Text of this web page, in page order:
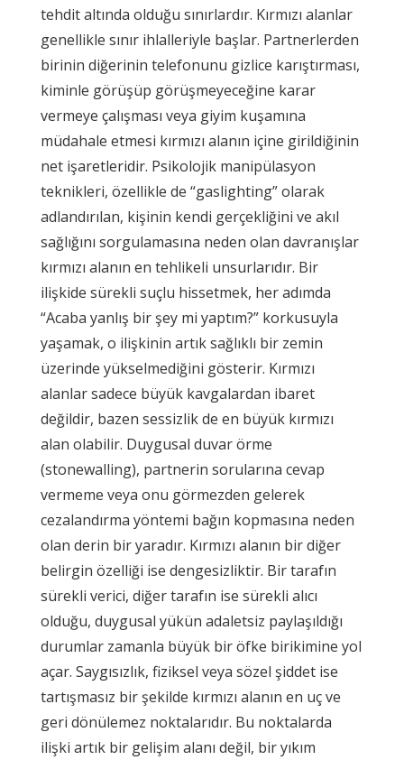
tehdit altında olduğu sınırlardır. Kırmızı alanlar
genellikle sınır ihlalleriyle başlar. Partnerlerden
birinin diğerinin telefonunu gizlice karıştırması,
kiminle görüşüp görüşmeyeceğine karar
vermeye çalışması veya giyim kuşamına
müdahale etmesi kırmızı alanın içine girildiğinin
net işaretleridir. Psikolojik manipülasyon
teknikleri, özellikle de “gaslighting” olarak
adlandırılan, kişinin kendi gerçekliğini ve akıl
sağlığını sorgulamasına neden olan davranışlar
kırmızı alanın en tehlikeli unsurlarıdır. Bir
ilişkide sürekli suçlu hissetmek, her adımda
“Acaba yanlış bir şey mi yaptım?” korkusuyla
yaşamak, o ilişkinin artık sağlıklı bir zemin
üzerinde yükselmediğini gösterir. Kırmızı
alanlar sadece büyük kavgalardan ibaret
değildir, bazen sessizlik de en büyük kırmızı
alan olabilir. Duygusal duvar örme
(stonewalling), partnerin sorularına cevap
vermeme veya onu görmezden gelerek
cezalandırma yöntemi bağın kopmasına neden
olan derin bir yaradır. Kırmızı alanın bir diğer
belirgin özelliği ise dengesizliktir. Bir tarafın
sürekli verici, diğer tarafın ise sürekli alıcı
olduğu, duygusal yükün adaletsiz paylaşıldığı
durumlar zamanla büyük bir öfke birikimine yol
açar. Saygısızlık, fiziksel veya sözel şiddet ise
tartışmasız bir şekilde kırmızı alanın en uç ve
geri dönülemez noktalarıdır. Bu noktalarda
ilişki artık bir gelişim alanı değil, bir yıkım